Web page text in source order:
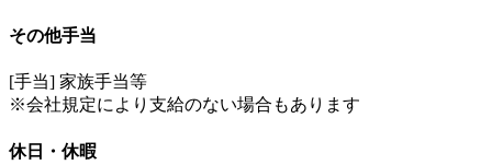
その他手当
[手当] 家族手当等
※会社規定により支給のない場合もあります
休日・休暇